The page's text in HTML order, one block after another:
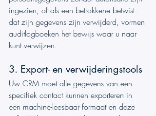
ingezien, of als een betrokkene betwist
dat zijn gegevens zijn verwijderd, vormen
auditlogboeken het bewijs waar u naar
kunt verwijzen.
3. Export- en verwijderingstools
Uw CRM moet alle gegevens van een
specifiek contact kunnen exporteren in
een machine-leesbaar formaat en deze